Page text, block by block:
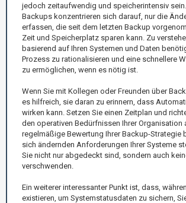
jedoch zeitaufwendig und speicherintensiv
Backups konzentrieren sich darauf, nur die
erfassen, die seit dem letzten Backup
Zeit und Speicherplatz sparen kann. Zu
basierend auf Ihren Systemen und Daten
Prozess zu rationalisieren und eine schnellere
zu ermöglichen, wenn es nötig ist.
Wenn Sie mit Kollegen oder Freunden über
es hilfreich, sie daran zu erinnern, dass
wirken kann. Setzen Sie einen Zeitplan und
den operativen Bedürfnissen Ihrer Organisation
regelmäßige Bewertung Ihrer Backup-Strategie
sich ändernden Anforderungen Ihrer Systeme
Sie nicht nur abgedeckt sind, sondern auch
verschwenden.
Ein weiterer interessanter Punkt ist, dass,
existieren, um Systemstatusdaten zu sichern,